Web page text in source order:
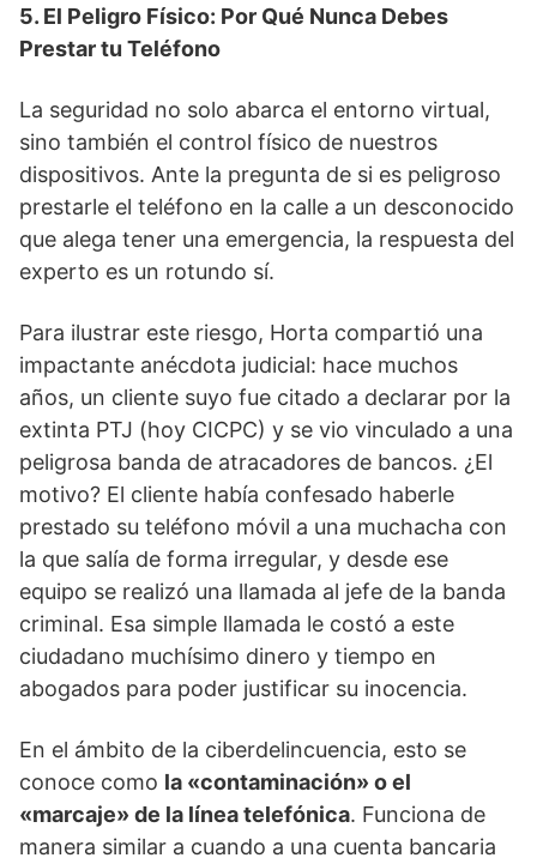
5. El Peligro Físico: Por Qué Nunca Debes
Prestar tu Teléfono
La seguridad no solo abarca el entorno virtual,
sino también el control físico de nuestros
dispositivos. Ante la pregunta de si es peligroso
prestarle el teléfono en la calle a un desconocido
que alega tener una emergencia, la respuesta del
experto es un rotundo sí.
Para ilustrar este riesgo, Horta compartió una
impactante anécdota judicial: hace muchos
años, un cliente suyo fue citado a declarar por la
extinta PTJ (hoy CICPC) y se vio vinculado a una
peligrosa banda de atracadores de bancos. ¿El
motivo? El cliente había confesado haberle
prestado su teléfono móvil a una muchacha con
la que salía de forma irregular, y desde ese
equipo se realizó una llamada al jefe de la banda
criminal. Esa simple llamada le costó a este
ciudadano muchísimo dinero y tiempo en
abogados para poder justificar su inocencia.
En el ámbito de la ciberdelincuencia, esto se
conoce como la «contaminación» o el
«marcaje» de la línea telefónica. Funciona de
manera similar a cuando a una cuenta bancaria